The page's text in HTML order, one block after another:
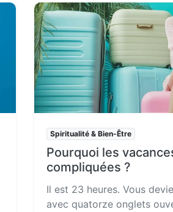
Spiritualité & Bien-Être
Pourquoi les
compliquées ?
Il est 23 heures. Vous
avec quatorze onglets